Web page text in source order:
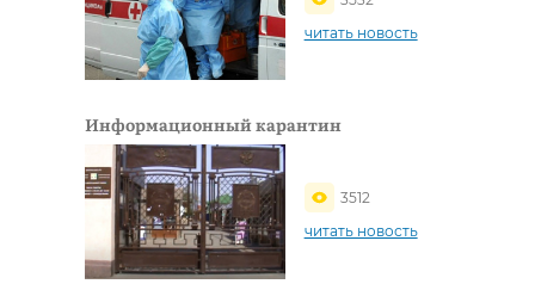
читать новость
Информационный карантин
3512
читать новость